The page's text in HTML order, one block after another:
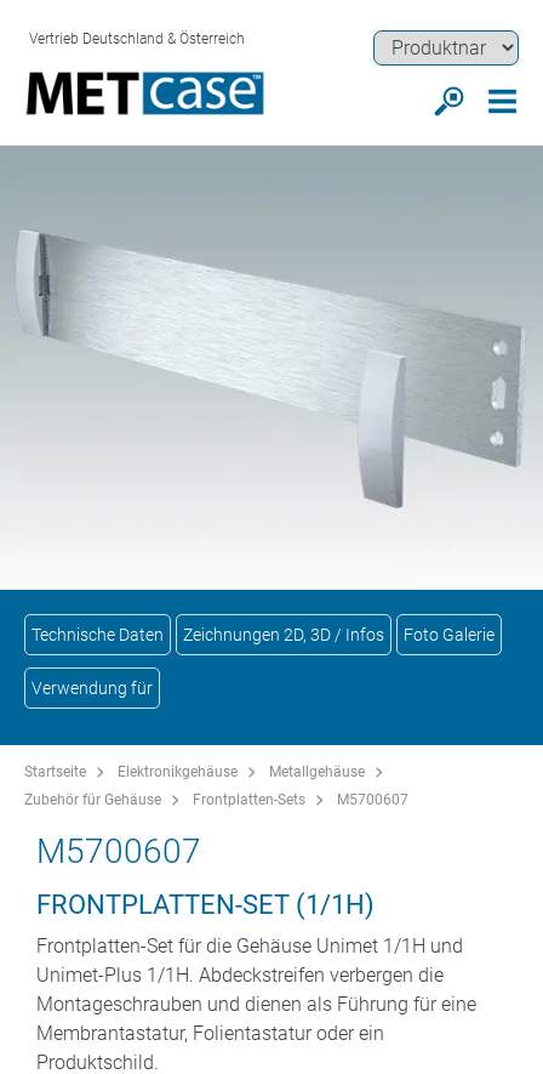
Vertrieb Deutschland & Österreich
Technische Daten Zeichnungen 2D, 3D / Infos Foto Galerie
Verwendung für
Startseite Elektronikgehäuse
Metallgehäuse
Zubehör für Gehäuse
Frontplatten-Sets M5700607
M5700607
FRONTPLATTEN-SET (1/1H)
Frontplatten-Set für die Gehäuse Unimet 1/1H und
Unimet-Plus 1/1H. Abdeckstreifen verbergen die
Montageschrauben und dienen als Führung für eine
Membrantastatur, Folientastatur oder ein
Produktschild.